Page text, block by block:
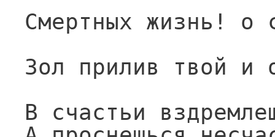
Смертных жизнь! о
Зол прилив твой и
В счастьи